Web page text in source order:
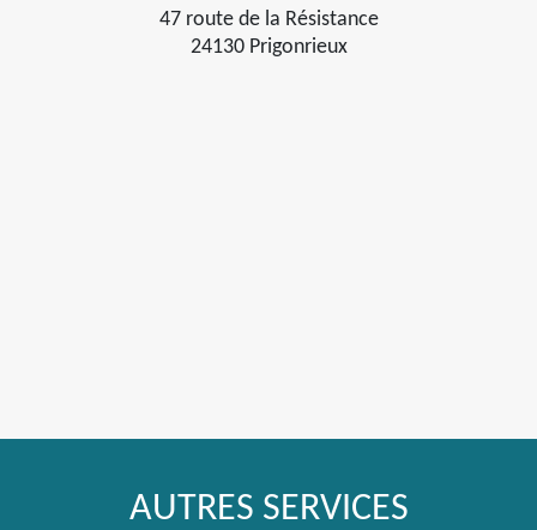
47 route de la Résistance
24130 Prigonrieux
AUTRES SERVICES